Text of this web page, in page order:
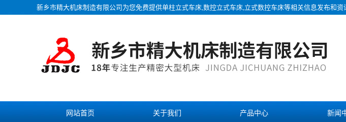
新乡市精大机床制造有限公司为您免费提供单柱立式车床,数控立式车床,立式数控车床等相关信息发布和资
网站首页 关于我们 产品中心 新闻